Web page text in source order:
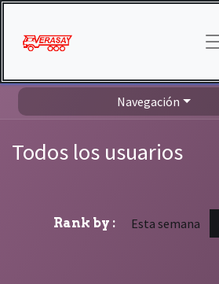
Navegación
Todos los usuarios
Rank by : Esta semana